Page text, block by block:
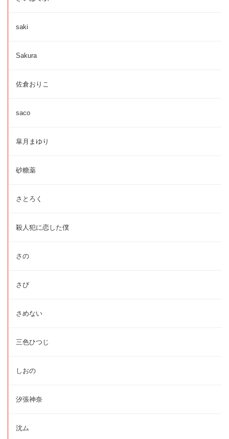
saki
Sakura
佐倉おりこ
saco
皐月まゆり
砂糖薬
さとろく
殺人犯に恋した僕
さの
さび
さめない
三色ひつじ
しおの
汐張神奈
沈ム